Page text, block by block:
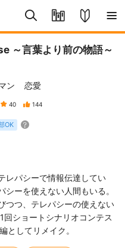
～言葉より前の物語～
ン 恋愛
40 144
OK
レパシーで情報伝達してい
ーを使えない人間もいる。
つつ、テレパシーの使えない
ショートシナリオコンテス
としてリメイク。